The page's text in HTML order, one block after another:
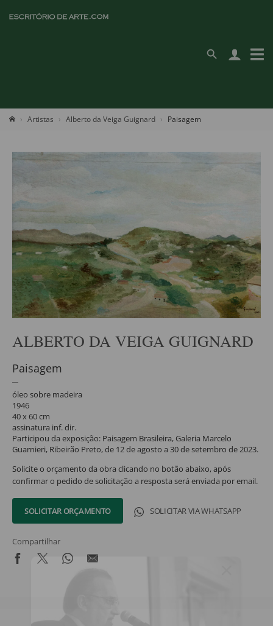
Artistas Alberto da Veiga Guignard Paisagem
ALBERTO DA VEIGA GUIGNARD
Paisagem
óleo sobre madeira
1946
40 x 60 cm
assinatura inf. dir.
Participou da exposição: Paisagem Brasileira, Galeria Marcelo
Guarnieri, Ribeirão Preto, de 12 de agosto a 30 de setembro de 2023.
Solicite o orçamento da obra clicando no botão abaixo, após
confirmar o pedido de solicitação a resposta será enviada por email.
SOLICITAR ORÇAMENTO SOLICITAR VIA WHATSAPP
Compartilhar